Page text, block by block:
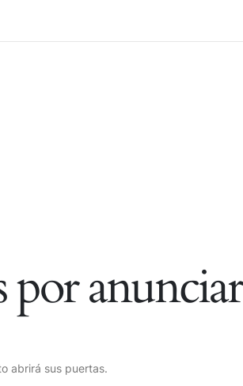
por anunciar
abrirá sus puertas.